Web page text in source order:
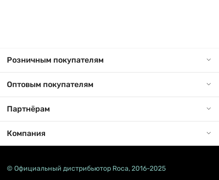
Розничным покупателям
Оптовым покупателям
Партнёрам
Компания
© Официальный дистрибьютор Roca, 2016-2025